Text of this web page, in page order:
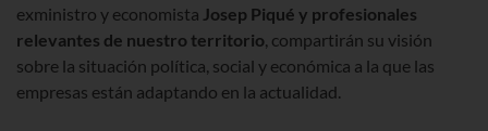
exministro y economista Josep Piqué y profesionales
relevantes de nuestro territorio, compartirán su visión
sobre la situación política, social y económica a la que las
empresas están adaptando en la actualidad.